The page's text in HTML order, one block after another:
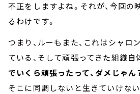
不正をしますよね。それが、今回の
るわけです。
つまり、ルーもまた、これはシャロ
ている、そして頑張ってきた組織
でいくら頑張ったって、ダメじゃん
そこに同調しないと生きていけな